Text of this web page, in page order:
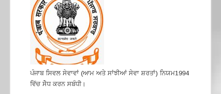
ਪੰਜਾਬ ਸਿਵਲ ਸੇਵਾਵਾਂ (ਆਮ ਅਤੇ ਸਾਂਝੀਆਂ ਸੇਵਾ ਸ਼ਰਤਾਂ) ਨਿਯਮ1994
ਵਿੱਚ ਸੇੋਧ ਕਰਨ ਸਬੰਧੀ।